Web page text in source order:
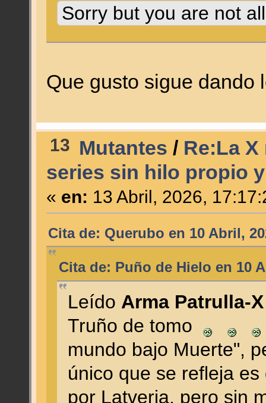
Sorry but you are not
Que gusto sigue
13 Mutantes / Re:La
series sin hilo propio
« en: 13 Abril, 2026,
Cita de: Querubo en 10 Abril,
Cita de: Puño de Hielo en 10
Leído Arma Patrulla-
Truño de tomo
mundo bajo Muerte",
único que se refleja
por Latveria, pero sin